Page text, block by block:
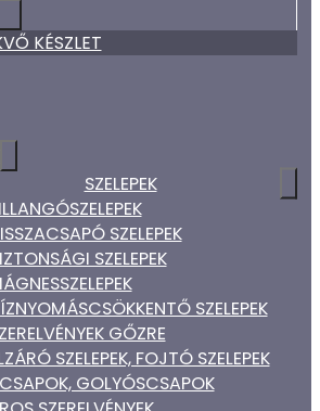
KÉSZLET
SZELEPEK
SZELEPEK
SZELEPEK
SZELEPEK
GŐZRE
SZELEPEK, FOJTÓ SZELEPEK
GOLYÓSCSAPOK